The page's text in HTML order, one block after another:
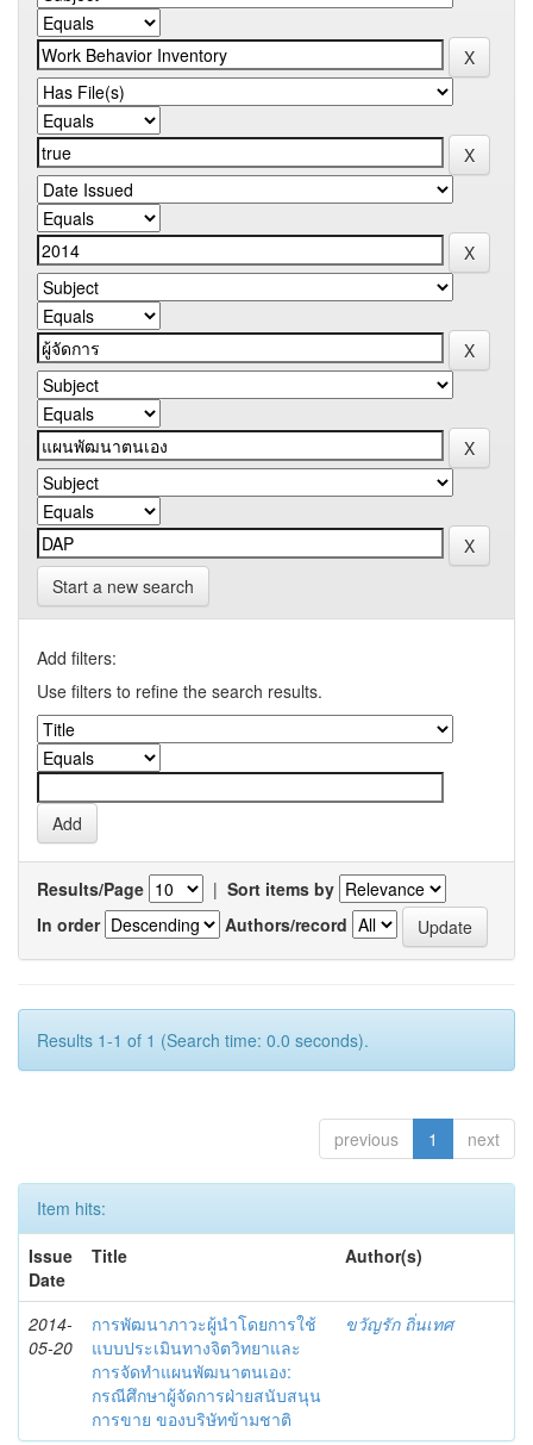
Start a new search
Add filters:
Use filters to refine the search results.
Results/Page | Sort items by
In order
Authors/record
Results 1-1 of 1 (Search time: 0.0 seconds).
previous 1 next
Item hits:
Issue
Date
Title Author(s)
2014-
05-20
การพัฒนาภาวะผู้นำโดยการใช้
แบบประเมินทางจิตวิทยาและ
การจัดทำแผนพัฒนาตนเอง:
กรณีศึกษาผู้จัดการฝ่ายสนับสนุน
การขาย ของบริษัทข้ามชาติ
ขวัญรัก ถิ่นเทศ